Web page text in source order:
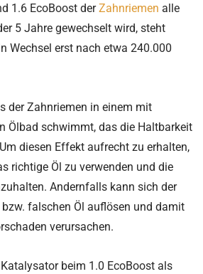
1.6 EcoBoost derZahnriemen alle
5 Jahre gewechselt wird, steht
Wechsel erst nach etwa 240.000
der Zahnriemen in einem mit
Ölbad schwimmt, das die Haltbarkeit
diesen Effekt aufrecht zu erhalten,
richtige Öl zu verwenden und die
Andernfalls kann sich der
falschen Öl auflösen und damit
verursachen.
beim 1.0 EcoBoost als